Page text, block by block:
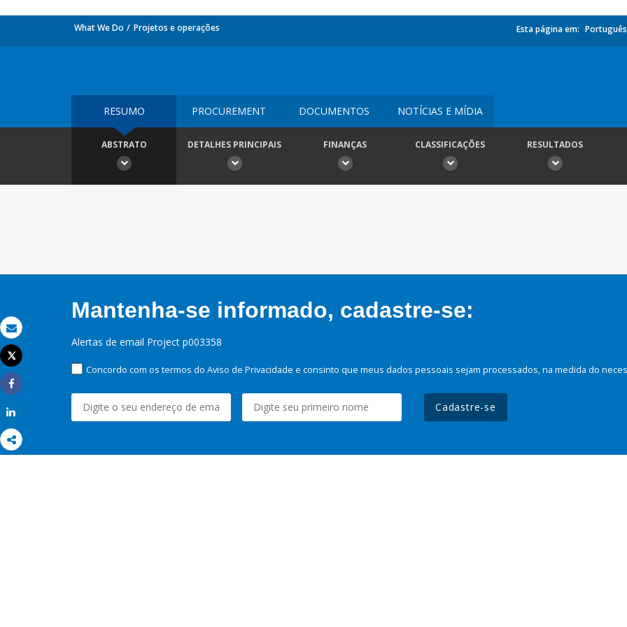
Email
Imprimir
Tweet
Share
What We Do Projetos e operações Esta página em: Português
RESUMO PROCUREMENT DOCUMENTOS NOTÍCIAS E MÍDIA
ABSTRATO DETALHES PRINCIPAIS FINANÇAS CLASSIFICAÇÕES RESULTADOS
Mantenha-se informado, cadastre-se:
Alertas de email Project p003358
Concordo com os termos do Aviso de Privacidade e consinto que meus dados pessoais sejam processados, na medida do
Cadastre-se